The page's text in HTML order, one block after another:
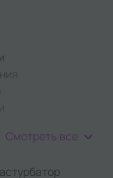
Смотреть все